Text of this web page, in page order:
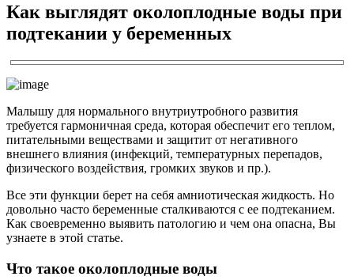
Как выглядят околоплодные воды при
подтекании у беременных
Малышу для нормального внутриутробного развития
требуется гармоничная среда, которая обеспечит его теплом,
питательными веществами и защитит от негативного
внешнего влияния (инфекций, температурных перепадов,
физического воздействия, громких звуков и пр.).
Все эти функции берет на себя амниотическая жидкость. Но
довольно часто беременные сталкиваются с ее подтеканием.
Как своевременно выявить патологию и чем она опасна, Вы
узнаете в этой статье.
Что такое околоплодные воды